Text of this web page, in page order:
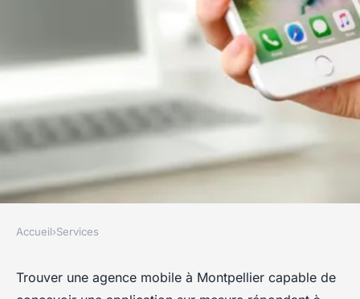
Agence application mobile
Accueil›Services
Trouver une agence mobile à Montpellier capable de